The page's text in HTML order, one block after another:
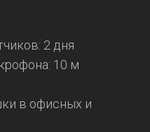
2 дня
10 м
в офисных и